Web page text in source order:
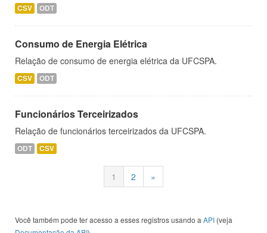
CSV ODT
Consumo de Energia Elétrica
Relação de consumo de energia elétrica da UFCSPA.
CSV ODT
Funcionários Terceirizados
Relação de funcionários terceirizados da UFCSPA.
ODT CSV
1 2 »
Você também pode ter acesso a esses registros usando a API (veja